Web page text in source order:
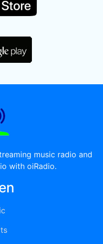
music radio and
with oiRadio.